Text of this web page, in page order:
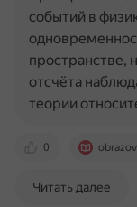
0
событий в
пространстве,
отсчёта
теории
Читать далее